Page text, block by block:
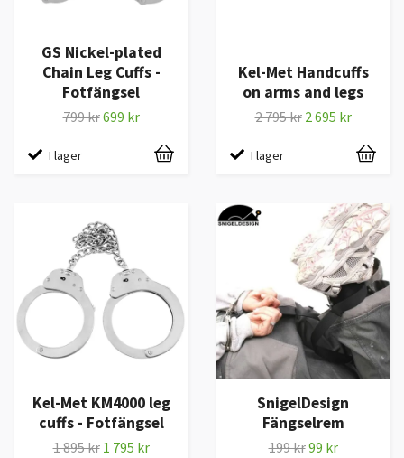
GS Nickel-plated
Chain Leg Cuffs -
Fotfängsel
799 kr699 kr
I lager
Kel-Met Handcuffs
on arms and legs
2 795 kr 2 695 kr
I lager
Kel-Met KM4000 leg
cuffs - Fotfängsel
1 895 kr 1 795 kr
SnigelDesign
Fängselrem
199 kr99 kr